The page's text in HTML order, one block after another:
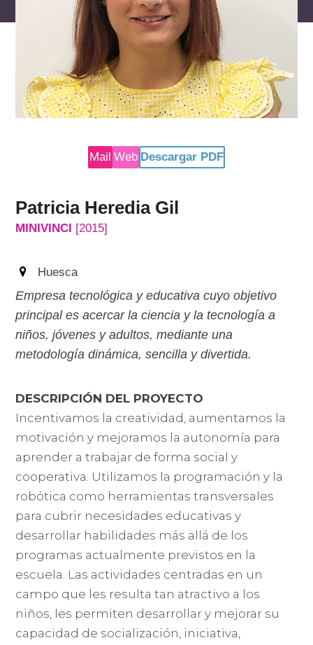
Mail Web Descargar PDF
Patricia Heredia Gil
MINIVINCI [2015]
Huesca
Empresa tecnológica y educativa cuyo objetivo
principal es acercar la ciencia y la tecnología a
niños, jóvenes y adultos, mediante una
metodología dinámica, sencilla y divertida.
DESCRIPCIÓN DEL PROYECTO
Incentivamos la creatividad, aumentamos la
motivación y mejoramos la autonomía para
aprender a trabajar de forma social y
cooperativa. Utilizamos la programación y la
robótica como herramientas transversales
para cubrir necesidades educativas y
desarrollar habilidades más allá de los
programas actualmente previstos en la
escuela. Las actividades centradas en un
campo que les resulta tan atractivo a los
niños, les permiten desarrollar y mejorar su
capacidad de socialización, iniciativa,
reservados